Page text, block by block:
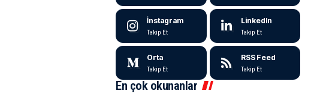
İnstagram
Takip Et
LinkedIn
Takip Et
Orta
Takip Et
RSS Feed
Takip Et
En çok okunanlar